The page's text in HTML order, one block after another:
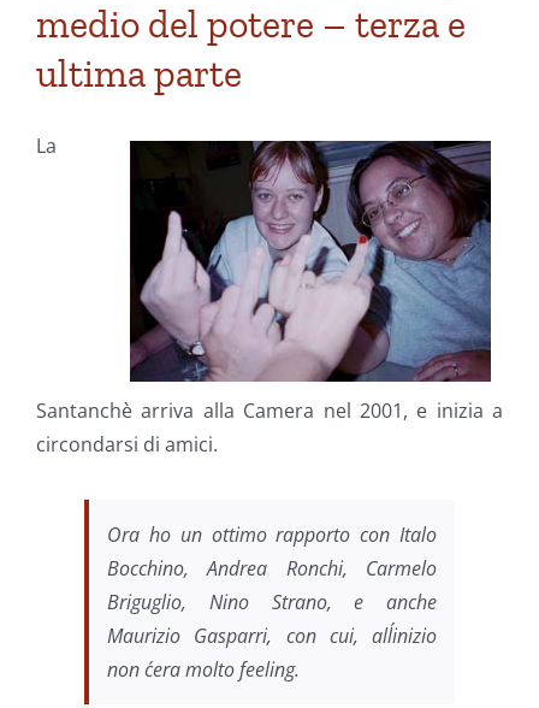
medio del potere – terza e
ultima parte
La
Santanchè arriva alla Camera nel 2001, e inizia a
circondarsi di amici.
Ora ho un ottimo rapporto con Italo
Bocchino, Andrea Ronchi, Carmelo
Briguglio, Nino Strano, e anche
Maurizio Gasparri, con cui, all´inizio
non c´era molto feeling.